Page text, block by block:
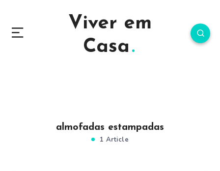
Viver em
Casa
almofadas estampadas
1 Article